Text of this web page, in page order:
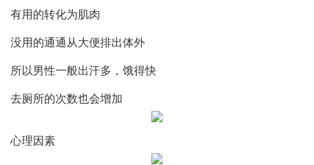
有用的转化为肌肉
没用的通通从大便排出体外
所以男性一般出汗多，饿得快
去厕所的次数也会增加
心理因素